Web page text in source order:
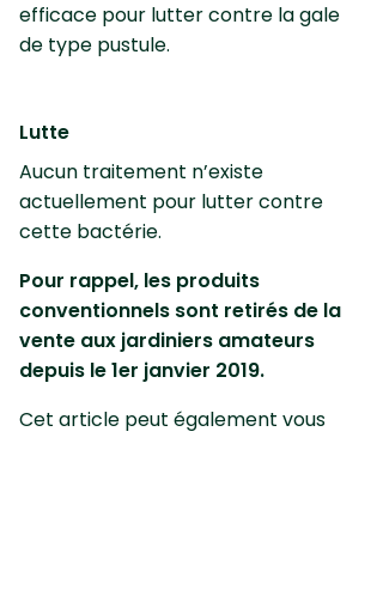
efficace pour lutter contre la gale
de type pustule.
Lutte
Aucun traitement n’existe
actuellement pour lutter contre
cette bactérie.
Pour rappel, les produits
conventionnels sont retirés de la
vente aux jardiniers amateurs
depuis le 1er janvier 2019.
Cet article peut également vous